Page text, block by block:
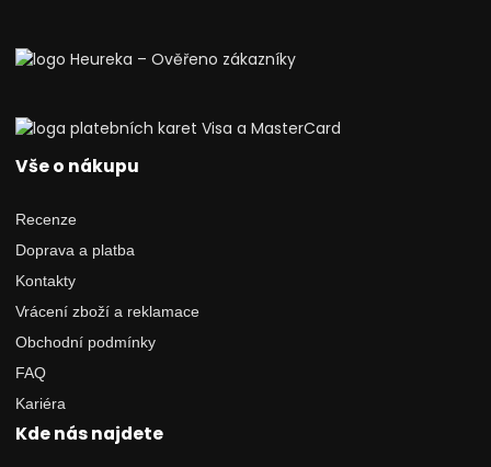
Vše o nákupu
Recenze
Doprava a platba
Kontakty
Vrácení zboží a reklamace
Obchodní podmínky
FAQ
Kariéra
Kde nás najdete